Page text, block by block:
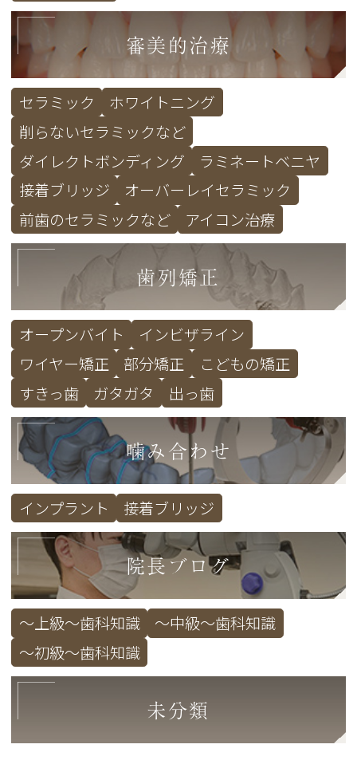
審美的治療
セラミック
ホワイトニング
削らないセラミックなど
ダイレクトボンディング
ラミネートベニヤ
接着ブリッジ
オーバーレイセラミック
前歯のセラミックなど
アイコン治療
歯列矯正
オープンバイト
インビザライン
ワイヤー矯正
部分矯正
こどもの矯正
すきっ歯
ガタガタ 出っ歯
噛み合わせ
インプラント 接着ブリッジ
院長ブログ
～上級～歯科知識
～中級～歯科知識
～初級～歯科知識
未分類